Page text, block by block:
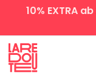
10% EXTRAab